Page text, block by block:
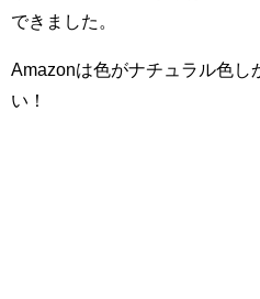
できました。
Amazonは色がナチュラル色し
い！